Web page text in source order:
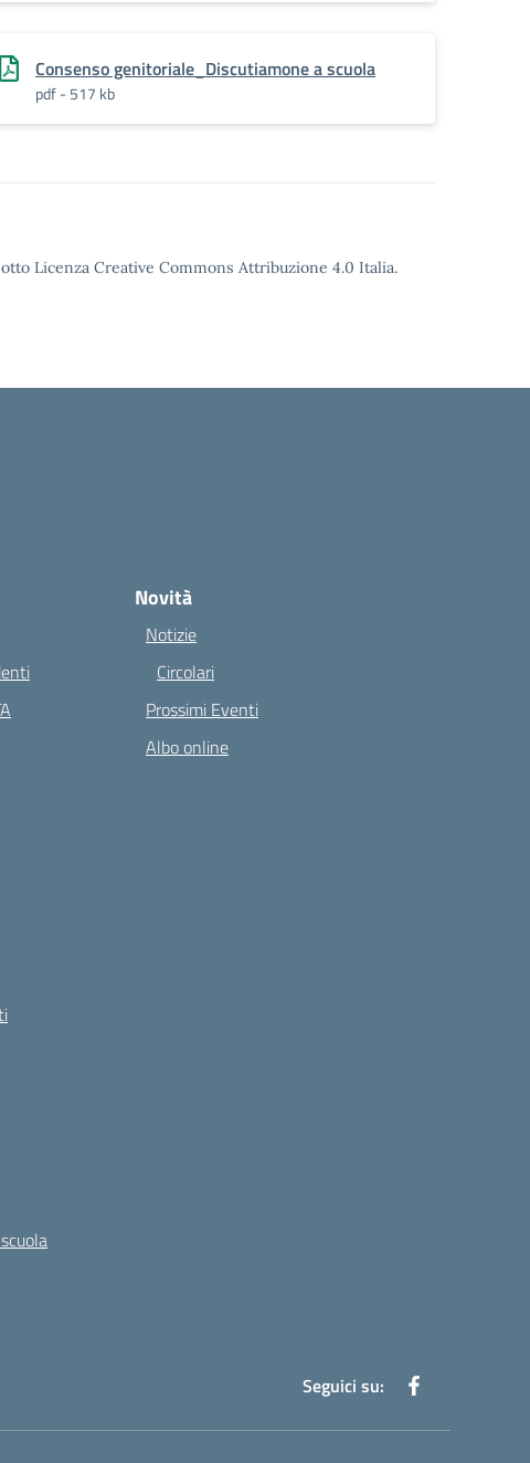
Consenso genitoriale_Discutiamone a scuola
pdf - 517 kb
Licenza Creative Commons Attribuzione 4.0 Italia.
Novità
Notizie
Circolari
Prossimi Eventi
Albo online
Seguici su: